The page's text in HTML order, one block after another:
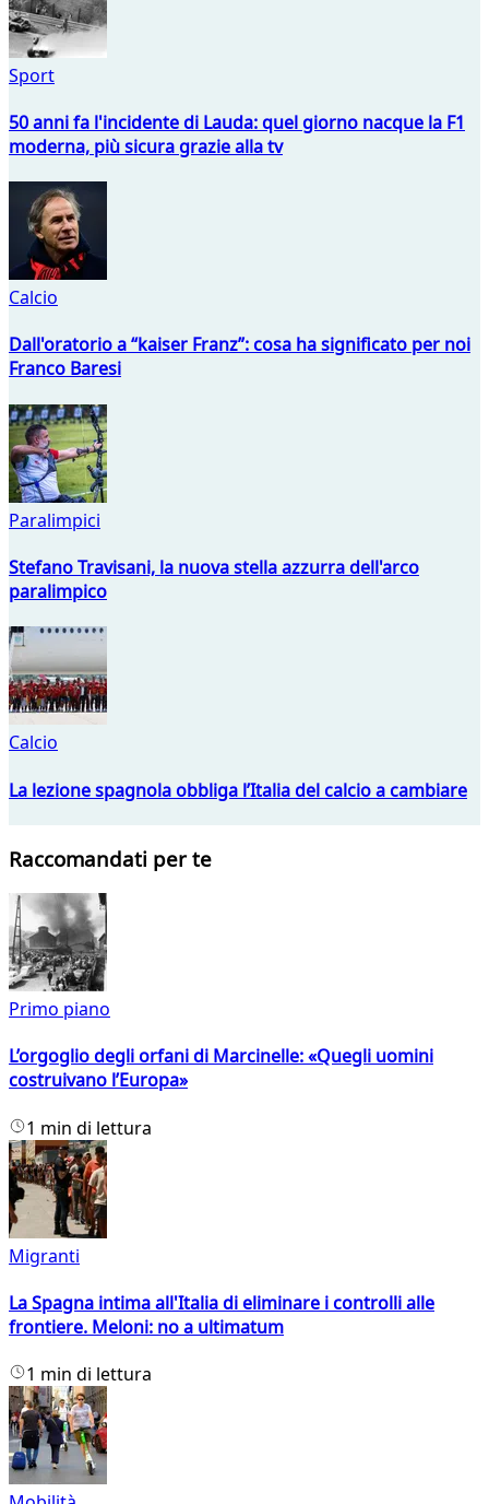
Sport
50 anni fa l'incidente di Lauda: quel giorno nacque la F1
moderna, più sicura grazie alla tv
Calcio
Dall'oratorio a “kaiser Franz”: cosa ha significato per noi
Franco Baresi
Paralimpici
Stefano Travisani, la nuova stella azzurra dell'arco
paralimpico
Calcio
La lezione spagnola obbliga l’Italia del calcio a cambiare
Raccomandati per te
Primo piano
L’orgoglio degli orfani di Marcinelle: «Quegli uomini
costruivano l’Europa»
1 min di lettura
Migranti
La Spagna intima all'Italia di eliminare i controlli alle
frontiere. Meloni: no a ultimatum
1 min di lettura